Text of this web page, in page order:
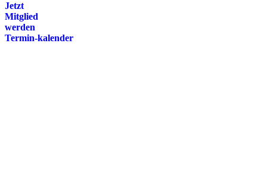
Jetzt
Mitglied
werden
Termin-kalender